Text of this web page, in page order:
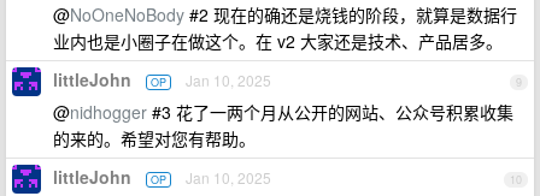
@NoOneNoBody #2 现在的确还是烧钱的阶段，就算是数据行
业内也是小圈子在做这个。在 v2 大家还是技术、产品居多。
9
littleJohn OP Jan 10, 2025
@nidhogger #3 花了一两个月从公开的网站、公众号积累收集
的来的。希望对您有帮助。
10
littleJohn OP Jan 10, 2025